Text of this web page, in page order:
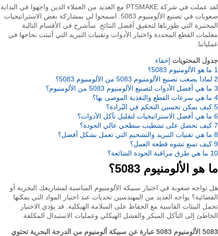
لقد عملت في شركة PTSMAKE مع العديد من العملاء الذين واجهوا في البداية
صعوبات في تصنيع الألومنيوم 5083. اسمحوا لي بمشاركة بعض الاستراتيجيات
المختبرة التي طورناها لتحقيق أفضل النتائج. سأشرح في الأقسام التالية
معلمات القطع المحددة واختيار الأدوات وتقنيات التبريد التي أثبتت نجاحها في
عملياتنا.
جدول المحتويات إخفاء
1 ما هو الألومنيوم 5083؟
2 لماذا يصعب تصنيع الألومنيوم 5083 من الألومنيوم 5083؟
3 ما هي أفضل الأدوات لتصنيع الألومنيوم 5083 من الألومنيوم؟
4 ما هي سرعات القطع والتغذية الموصى بها؟
5 كيف يمكن تحسين التحكم في البُرادة؟
6 ما هي أفضل الاستراتيجيات لتقليل تآكل الأدوات؟
7 كيف تحصل على تشطيب سطحي عالي الجودة؟
8 ما هي تقنيات التبريد والتشحيم التي تعمل بشكل أفضل؟
9 كيف تمنع تشوه قطعة العمل؟
10 ما هي طرق مراقبة الجودة الشائعة؟
ما هو الألومنيوم 5083؟
هل تواجه صعوبة في اختيار سبيكة الألومنيوم المناسبة لمشاريعك البحرية أو
الفضائية؟ يواجه العديد من المهندسين تحديات عند اختيار المواد التي يمكنها
تحمل البيئات القاسية مع الحفاظ على السلامة الهيكلية. قد يؤدي الاختيار
الخاطئ إلى التآكل المبكر والفشل الهيكلي وعمليات الاستبدال المكلفة.
5083 الألومنيوم 5083 عبارة عن سبيكة ألومنيوم من الدرجة البحرية تحتوي